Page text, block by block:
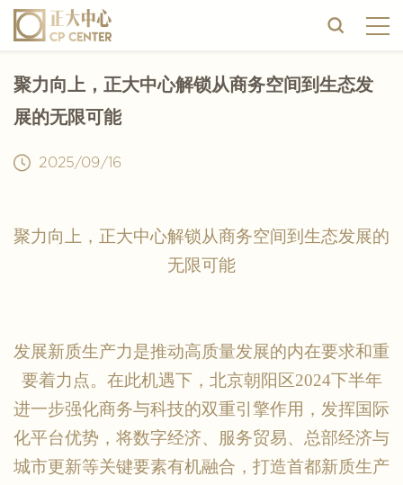
聚力向上，正大中心解锁从商务空间到生态发
展的无限可能
2025/09/16
聚力向上，正大中心解锁从商务空间到生态发展的
无限可能
发展新质生产力是推动高质量发展的内在要求和重
要着力点。在此机遇下，北京朝阳区2024下半年
进一步强化商务与科技的双重引擎作用，发挥国际
化平台优势，将数字经济、服务贸易、总部经济与
城市更新等关键要素有机融合，打造首都新质生产